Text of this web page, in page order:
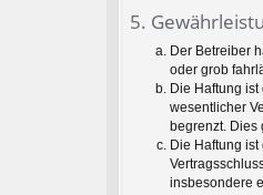
5.
Der Betreiber
oder grob
Die Haftung
wesentlicher
begrenzt. Dies
Die Haftung
insbesondere